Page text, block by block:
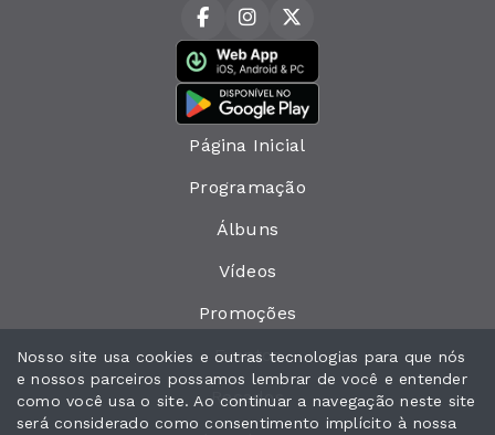
Página Inicial
Programação
Álbuns
Vídeos
Promoções
Eventos
Recados
Nosso site usa cookies e outras tecnologias para que nós
e nossos parceiros possamos lembrar de você e entender
como você usa o site. Ao continuar a navegação neste site
será considerado como consentimento implícito à nossa